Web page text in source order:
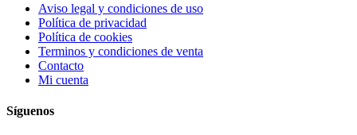
Aviso legal y condiciones de uso
Política de privacidad
Política de cookies
Terminos y condiciones de venta
Contacto
Mi cuenta
Síguenos